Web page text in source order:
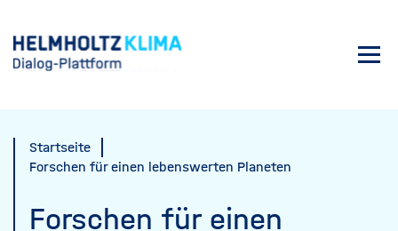
zum
Inhalt
Startseite
Forschen für einen lebenswerten Planeten
Forschen für einen